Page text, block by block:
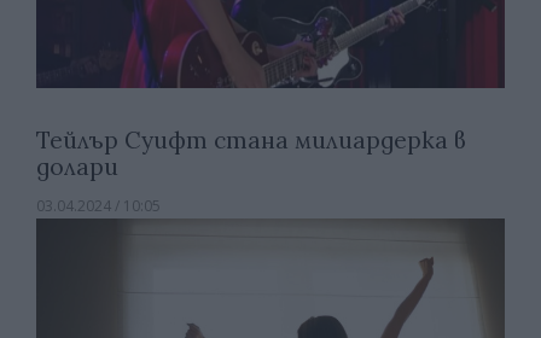
Тейлър Суифт стана милиардерка в
долари
03.04.2024 / 10:05